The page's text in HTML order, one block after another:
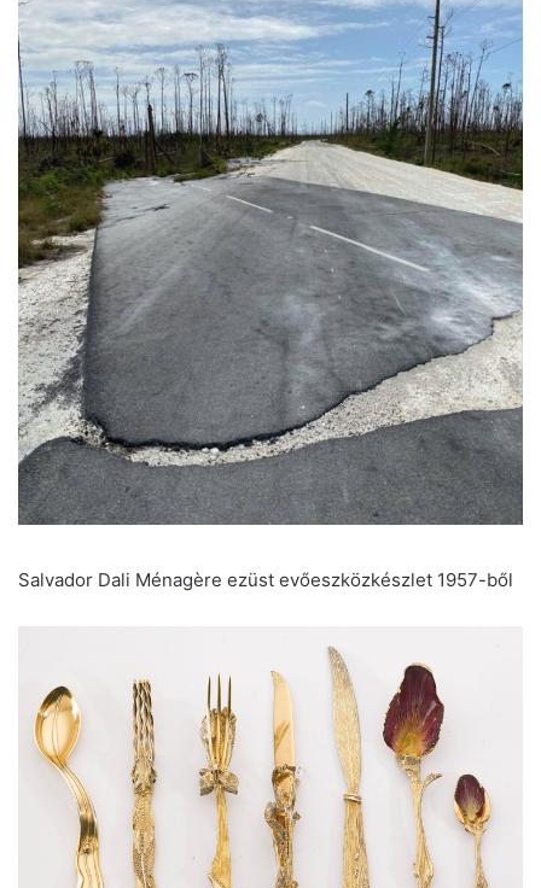
Salvador Dali Ménagère ezüst evőeszközkészlet 1957-ből